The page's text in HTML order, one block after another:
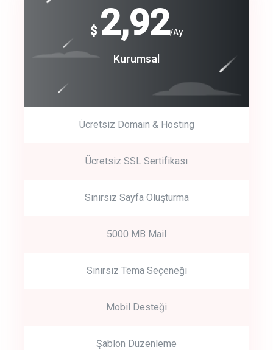
track energy costs
Get Started
Start by trying our service for 30 days free trial no credit card
$ 2,92/Ay
Kurumsal
Ücretsiz Domain & Hosting
Ücretsiz SSL Sertifikası
Sınırsız Sayfa Oluşturma
5000 MB Mail
Sınırsız Tema Seçeneği
Mobil Desteği
Şablon Düzenleme
$
240
Coroprate